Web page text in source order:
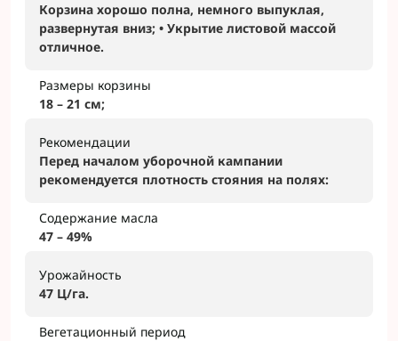
Корзина хорошо полна, немного выпуклая,
развернутая вниз; • Укрытие листовой массой
отличное.
Размеры корзины
18 – 21 см;
Рекомендации
Перед началом уборочной кампании
рекомендуется плотность стояния на полях:
Содержание масла
47 – 49%
Урожайность
47 Ц/га.
Вегетационный период